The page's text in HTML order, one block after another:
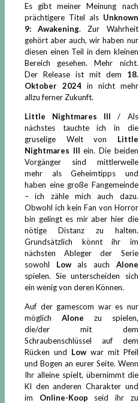
Es gibt meiner Meinung nach
prächtigere Titel als Unknown
9: Awakening. Zur Wahrheit
gehört aber auch, wir haben nur
diesen einen Teil in dem kleinen
Bereich gesehen. Mehr nicht.
Der Release ist mit dem 18.
Oktober 2024in nicht mehr
allzu ferner Zukunft.
Little Nightmares III / Als
nächstes tauchte ich in die
gruselige Welt von Little
Nightmares III ein. Die beiden
Vorgänger sind mittlerweile
mehr als Geheimtipps und
haben eine große Fangemeinde
– ich zähle mich auch dazu.
Obwohl ich kein Fan von Horror
bin gelingt es mir aber hier die
nötige Distanz zu halten.
Grundsätzlich könnt ihr im
nächsten Ableger der Serie
sowohl Lowals auch Alone
spielen. Sie unterscheiden sich
ein wenig von deren Können.
Auf der gamescom war es nur
möglich Alone zu spielen,
die/der mit dem
Schraubenschlüssel auf dem
Rücken und Low war mit Pfeil
und Bogen an eurer Seite. Wenn
Ihr alleine spielt, übernimmt die
KI den anderen Charakter und
im Online-Koop seid ihr zu